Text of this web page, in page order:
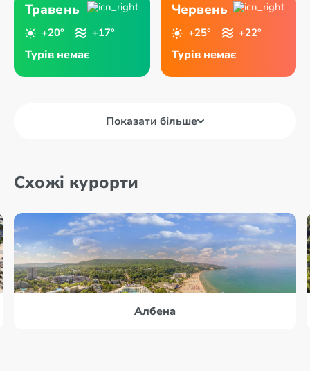
Травень
+20° +17°
Турів немає
Червень
+25° +22°
Турів немає
Показати більше
Схожі курорти
Албена